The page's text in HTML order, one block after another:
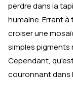
perdre dans la
humaine. Errant
croiser une
simples pigments
Cependant,
couronnant dans